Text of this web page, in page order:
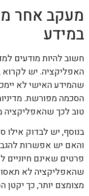
מעקב אחר
במידע
חשוב להיות מודעים
האפליקציה. יש לקרוא
שהמידע האישי לא
הסכמה מפורשת.
טוב לכך שהאפליקציה
בנוסף, יש לבדוק אילו
והאם יש אפשרות
פרטים שאינם חיוניים
שהאפליקציה לא
מצומצם יותר, כך יקטן